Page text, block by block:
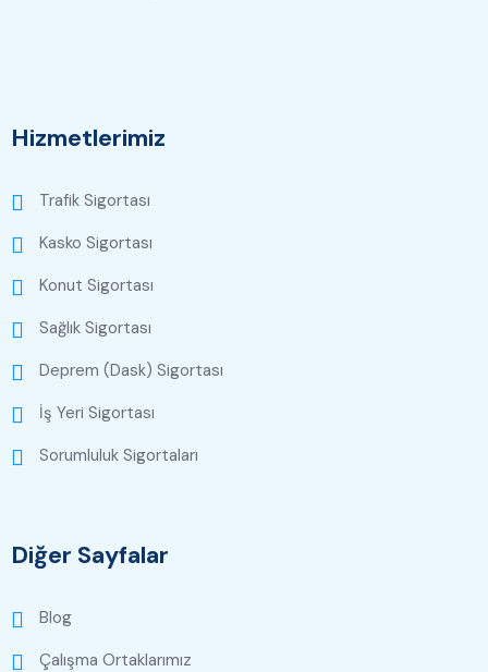
Hizmetlerimiz
Trafik Sigortası
Kasko Sigortası
Konut Sigortası
Sağlık Sigortası
Deprem (Dask) Sigortası
İş Yeri Sigortası
Sorumluluk Sigortaları
Diğer Sayfalar
Blog
Çalışma Ortaklarımız